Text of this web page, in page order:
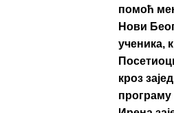
помоћ
Нови
ученика,
кроз
програму